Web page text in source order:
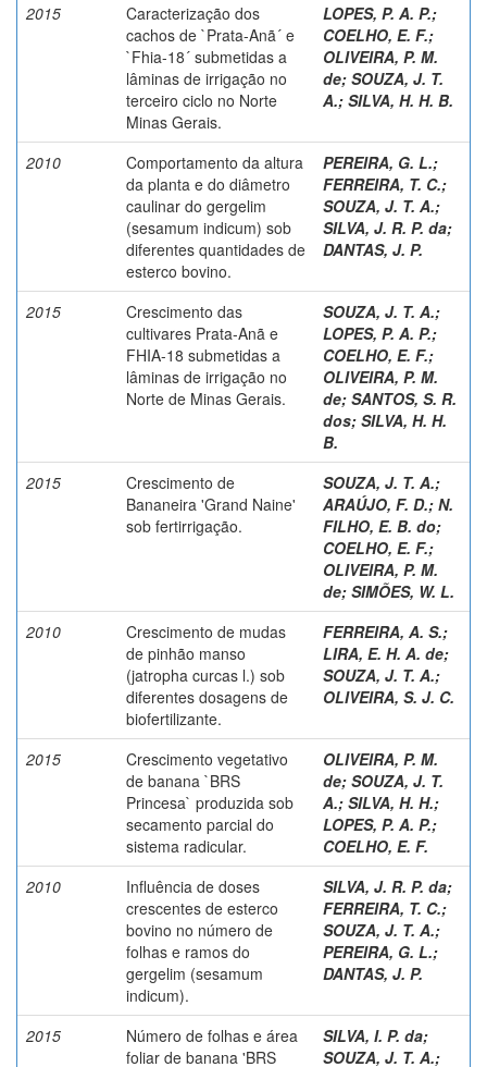
2015
Caracterização dos
cachos de `Prata-Anã´ e
`Fhia-18´ submetidas a
lâminas de irrigação no
terceiro ciclo no Norte
Minas Gerais.
LOPES, P. A. P.;
COELHO, E. F.;
OLIVEIRA, P. M.
de; SOUZA, J. T.
A.; SILVA, H. H. B.
2010
Comportamento da altura
da planta e do diâmetro
caulinar do gergelim
(sesamum indicum) sob
diferentes quantidades de
esterco bovino.
PEREIRA, G. L.;
FERREIRA, T. C.;
SOUZA, J. T. A.;
SILVA, J. R. P. da;
DANTAS, J. P.
2015
Crescimento das
cultivares Prata-Anã e
FHIA-18 submetidas a
lâminas de irrigação no
Norte de Minas Gerais.
SOUZA, J. T. A.;
LOPES, P. A. P.;
COELHO, E. F.;
OLIVEIRA, P. M.
de; SANTOS, S. R.
dos; SILVA, H. H.
B.
2015
Crescimento de
Bananeira 'Grand Naine'
sob fertirrigação.
SOUZA, J. T. A.;
ARAÚJO, F. D.; N.
FILHO, E. B. do;
COELHO, E. F.;
OLIVEIRA, P. M.
de; SIMÕES, W. L.
2010
Crescimento de mudas
de pinhão manso
(jatropha curcas l.) sob
diferentes dosagens de
biofertilizante.
FERREIRA, A. S.;
LIRA, E. H. A. de;
SOUZA, J. T. A.;
OLIVEIRA, S. J. C.
2015
Crescimento vegetativo
de banana `BRS
Princesa` produzida sob
secamento parcial do
sistema radicular.
OLIVEIRA, P. M.
de; SOUZA, J. T.
A.; SILVA, H. H.;
LOPES, P. A. P.;
COELHO, E. F.
2010
Influência de doses
crescentes de esterco
bovino no número de
folhas e ramos do
gergelim (sesamum
indicum).
SILVA, J. R. P. da;
FERREIRA, T. C.;
SOUZA, J. T. A.;
PEREIRA, G. L.;
DANTAS, J. P.
2015
Número de folhas e área
foliar de banana 'BRS
SILVA, I. P. da;
SOUZA, J. T. A.;